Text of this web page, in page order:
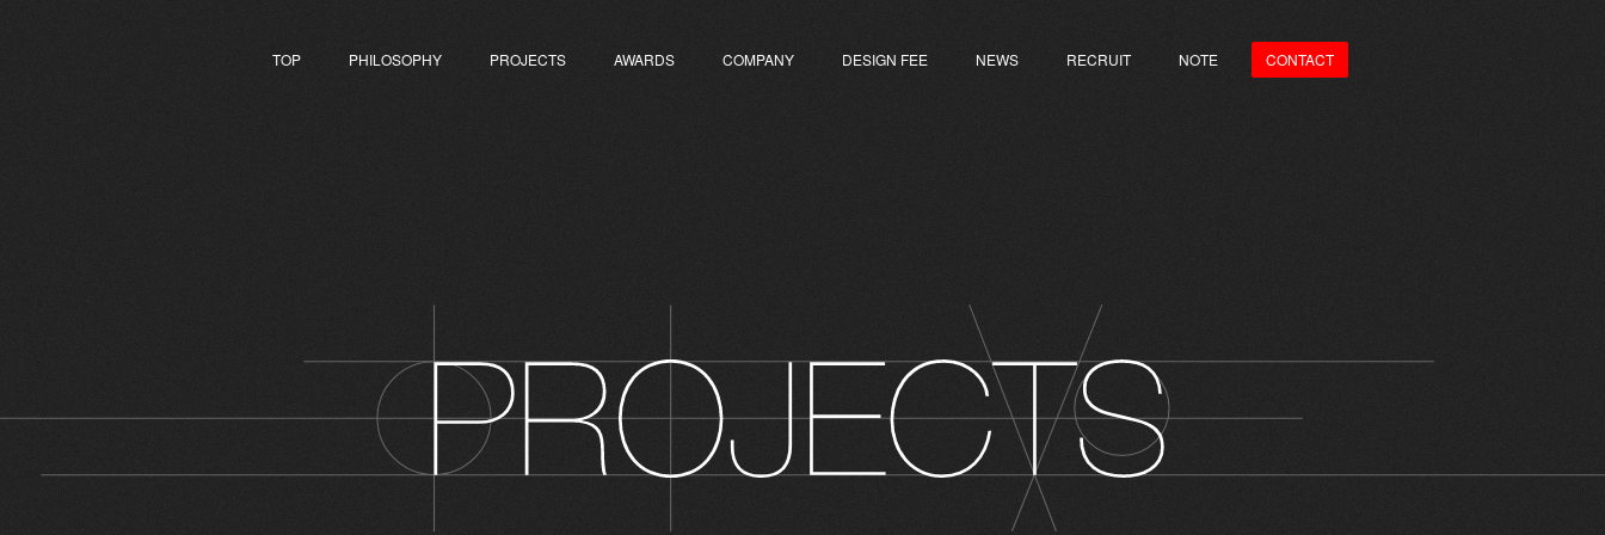
TOP PHILOSOPHY PROJECTS AWARDS COMPANY DESIGN FEE NEWS RECRUIT NOTE CONTACT